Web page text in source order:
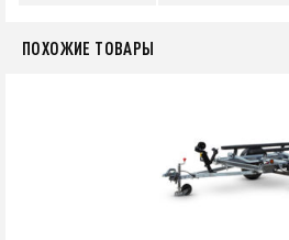
ПОХОЖИЕ ТОВАРЫ